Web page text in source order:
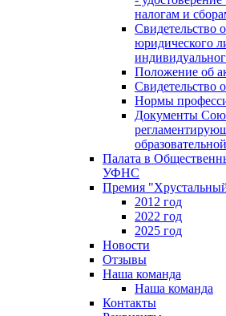
налогам и
Свидетельство
юридического
Положение об
Свидетельство
Нормы
Документы
Палата в
УФНС
Премия
2012 год
2022 год
2025 год
Новости
Отзывы
Наша команда
Наша команда
Контакты